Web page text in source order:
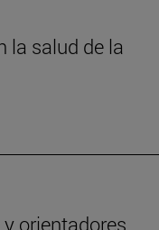
la salud de la
orientadores